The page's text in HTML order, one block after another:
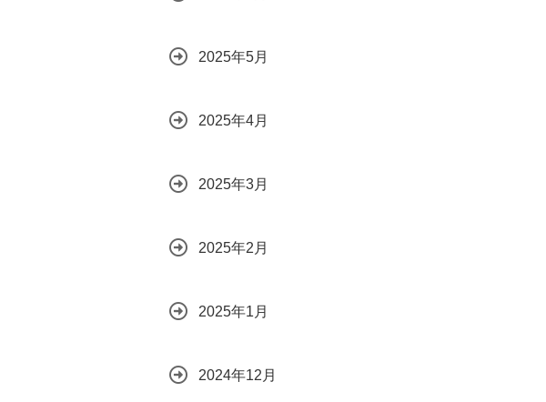
2025年5月
2025年4月
2025年3月
2025年2月
2025年1月
2024年12月